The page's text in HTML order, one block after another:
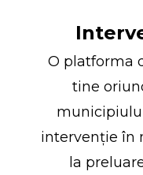
O platforma
tine
intervenție în
la